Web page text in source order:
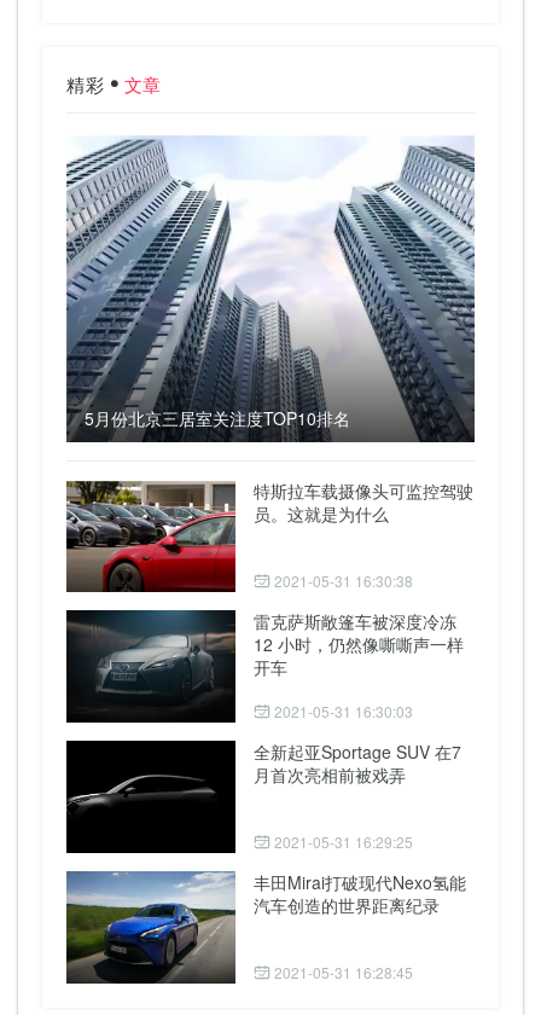
精彩 文章
5月份北京三居室关注度TOP10排名
特斯拉车载摄像头可监控驾驶
员。这就是为什么
2021-05-31 16:30:38
雷克萨斯敞篷车被深度冷冻
12 小时，仍然像嘶嘶声一样
开车
2021-05-31 16:30:03
全新起亚Sportage SUV 在7
月首次亮相前被戏弄
2021-05-31 16:29:25
丰田Mirai打破现代Nexo氢能
汽车创造的世界距离纪录
2021-05-31 16:28:45